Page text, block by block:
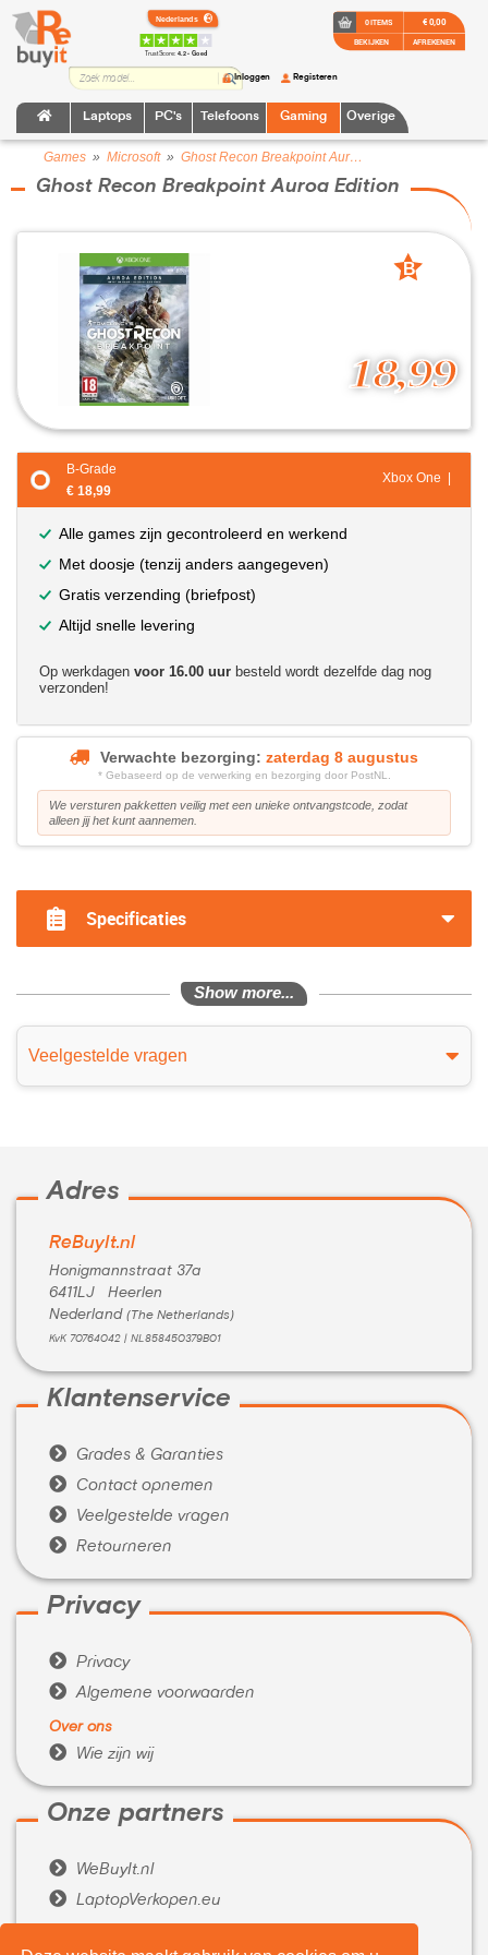
TrustScore:4.2 • Goed
Laptops PC's Telefoons Gaming Overige
Inloggen Registeren
0 ITEMS
BEKIJKEN
€ 0,00
AFREKENEN
Games » Microsoft» Ghost Recon Breakpoint Auroa Edition
Ghost Recon Breakpoint Auroa Edition
18,99
B
B-Grade
€ 18,99
Xbox One |
Alle games zijn gecontroleerd en werkend
Met doosje (tenzij anders aangegeven)
Gratis verzending (briefpost)
Altijd snelle levering
Op werkdagen voor 16.00 uur besteld wordt dezelfde dag nog
verzonden!
Verwachte bezorging: zaterdag 8 augustus
* Gebaseerd op de verwerking en bezorging door PostNL.
We versturen pakketten veilig met een unieke ontvangstcode, zodat
alleen jij het kunt aannemen.
Specificaties
Show more...
Veelgestelde vragen
Adres
ReBuyIt.nl
Honigmannstraat 37a
6411LJ Heerlen
Nederland (The Netherlands)
KvK 70764042 | NL858450379B01
Klantenservice
 Grades & Garanties
 Contact opnemen
 Veelgestelde vragen
 Retourneren
Privacy
 Privacy
 Algemene voorwaarden
Over ons
 Wie zijn wij
Onze partners
 WeBuyIt.nl
 LaptopVerkopen.eu